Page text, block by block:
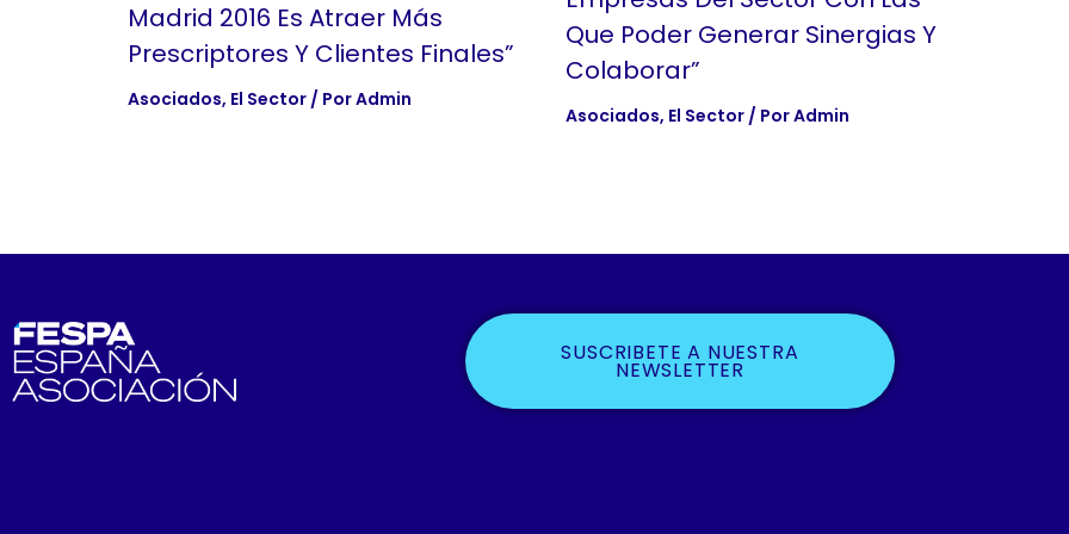
Madrid 2016 Es Atraer Más
Prescriptores Y Clientes Finales”
Asociados, El Sector / PorAdmin
Que Poder Generar Sinergias Y
Colaborar”
Asociados, El Sector / PorAdmin
SUSCRIBETE A NUESTRA
NEWSLETTER